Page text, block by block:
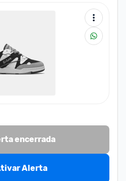
encerrada
Alerta